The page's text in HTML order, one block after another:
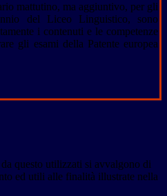
mattutino, ma aggiuntivo, per gli
del Liceo Linguistico, sono
i contenuti e le competenze
gli esami della Patente europea
questo utilizzati si avvalgono di
ed utili alle finalità illustrate nella